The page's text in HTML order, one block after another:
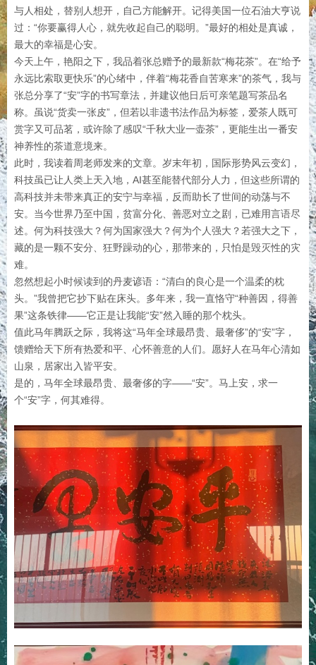
与人相处，替别人想开，自己方能解开。记得美国一位石油大亨说
过：“你要赢得人心，就先收起自己的聪明。”最好的相处是真诚，
最大的幸福是心安。
今天上午，艳阳之下，我品着张总赠予的最新款“梅花茶”。在“给予
永远比索取更快乐”的心绪中，伴着“梅花香自苦寒来”的茶气，我与
张总分享了“安”字的书写章法，并建议他日后可亲笔题写茶品名
称。虽说“货卖一张皮”，但若以非遗书法作品为标签，爱茶人既可
赏字又可品茗，或许除了感叹“千秋大业一壶茶”，更能生出一番安
神养性的茶道意境来。
此时，我读着周老师发来的文章。岁末年初，国际形势风云变幻，
科技虽已让人类上天入地，AI甚至能替代部分人力，但这些所谓的
高科技并未带来真正的安宁与幸福，反而助长了世间的动荡与不
安。当今世界乃至中国，贫富分化、善恶对立之剧，已难用言语尽
述。何为科技强大？何为国家强大？何为个人强大？若强大之下，
藏的是一颗不安分、狂野躁动的心，那带来的，只怕是毁灭性的灾
难。
忽然想起小时候读到的丹麦谚语：“清白的良心是一个温柔的枕
头。”我曾把它抄下贴在床头。多年来，我一直恪守“种善因，得善
果”这条铁律——它正是让我能“安”然入睡的那个枕头。
值此马年腾跃之际，我将这“马年全球最昂贵、最奢侈”的“安”字，
馈赠给天下所有热爱和平、心怀善意的人们。愿好人在马年心清如
山泉，居家出入皆平安。
是的，马年全球最昂贵、最奢侈的字——“安”。马上安，求一
个“安”字，何其难得。